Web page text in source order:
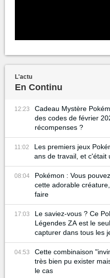
L'actu
En Continu
12:23
Cadeau Mystère
des codes de février
récompenses ?
11:02
Les premiers jeux
ans de travail, et c'était
08:04
Pokémon : Vous
cette adorable
faire
17:03
Le saviez-vous ? Ce
Légendes ZA est le
capturer dans tous les
04:53
Cette combinaison
très bien pu exister
le cas